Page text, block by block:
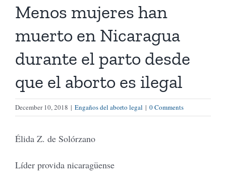
Cómo Donar
Menos mujeres han
muerto en Nicaragua
durante el parto desde
que el aborto es ilegal
December 10, 2018 | Engaños del aborto legal | 0 Comments
Élida Z. de Solórzano
Líder provida nicaragüense